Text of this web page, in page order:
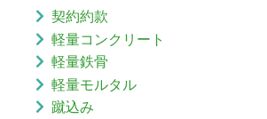
契約約款
軽量コンクリート
軽量鉄骨
軽量モルタル
蹴込み